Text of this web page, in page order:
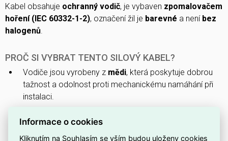
Kabel obsahuje ochranný vodič, je vybaven zpomalovačem
hoření (IEC 60332-1-2), označení žil je barevné a není bez
halogenů.
PROČ SI VYBRAT TENTO SILOVÝ KABEL?
Vodiče jsou vyrobeny z mědi, která poskytuje dobrou
tažnost a odolnost proti mechanickému namáhání při
instalaci.
běžné silové rozvody.
Informace o cookies
Kliknutím na Souhlasím se vším budou uloženy cookies